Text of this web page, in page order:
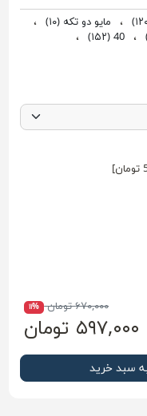
، مایو دو تکه(۱۰)
،
، 40 (۱۵۲)
،
۶۷۰,۰۰۰ تومان ۱۱%
۵۹۷,۰۰۰ تومان
سبد خرید